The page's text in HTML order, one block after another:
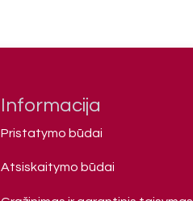
Informacija
Pristatymo būdai
Atsiskaitymo būdai